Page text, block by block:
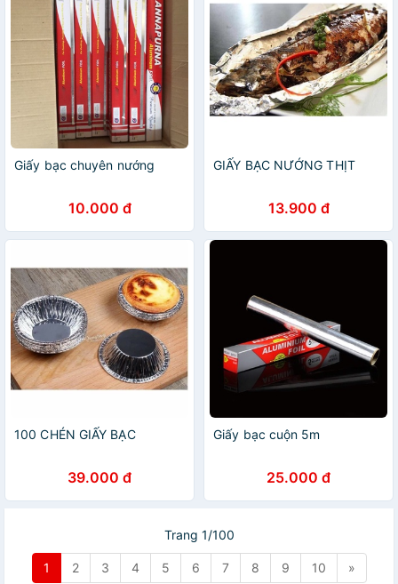
Giấy bạc chuyên nướng
10.000 đ
GIẤY BẠC NƯỚNG THỊT
13.900 đ
100 CHÉN GIẤY BẠC
39.000 đ
Giấy bạc cuộn 5m
25.000 đ
Trang 1/100
1 2 3 4 5 6 7 8 9 10 »